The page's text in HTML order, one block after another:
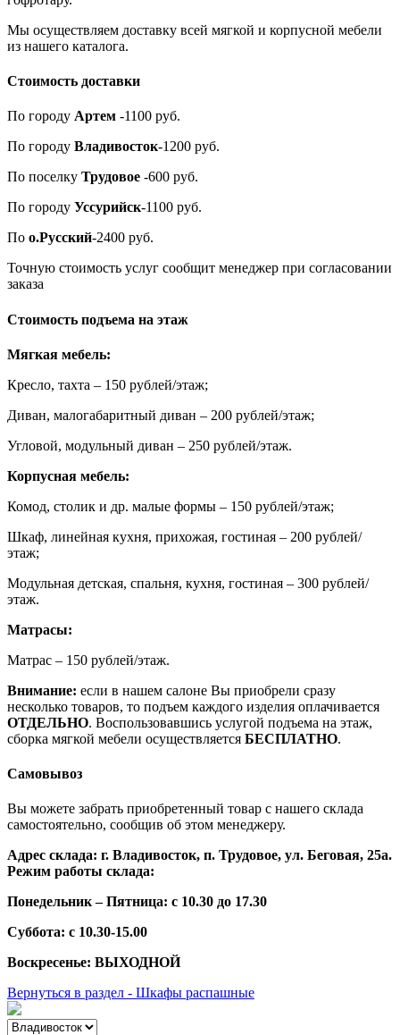
Мы осуществляем доставку всей мягкой и корпусной мебели
из нашего каталога.
Стоимость доставки
По городу Артем -1100 руб.
По городу Владивосток-1200 руб.
По поселку Трудовое -600 руб.
По городу Уссурийск-1100 руб.
По о.Русский-2400 руб.
Точную стоимость услуг сообщит менеджер при согласовании
заказа
Стоимость подъема на этаж
Мягкая мебель:
Кресло, тахта – 150 рублей/этаж;
Диван, малогабаритный диван – 200 рублей/этаж;
Угловой, модульный диван – 250 рублей/этаж.
Корпусная мебель:
Комод, столик и др. малые формы – 150 рублей/этаж;
Шкаф, линейная кухня, прихожая, гостиная – 200 рублей/
этаж;
Модульная детская, спальня, кухня, гостиная – 300 рублей/
этаж.
Матрасы:
Матрас – 150 рублей/этаж.
Внимание: если в нашем салоне Вы приобрели сразу
несколько товаров, то подъем каждого изделия оплачивается
ОТДЕЛЬНО. Воспользовавшись услугой подъема на этаж,
сборка мягкой мебели осуществляется БЕСПЛАТНО.
Самовывоз
Вы можете забрать приобретенный товар с нашего склада
самостоятельно, сообщив об этом менеджеру.
Адрес склада: г. Владивосток, п. Трудовое, ул. Беговая, 25а.
Режим работы склада:
Понедельник – Пятница: с 10.30 до 17.30
Суббота: с 10.30-15.00
Воскресенье: ВЫХОДНОЙ
Вернуться в раздел - Шкафы распашные